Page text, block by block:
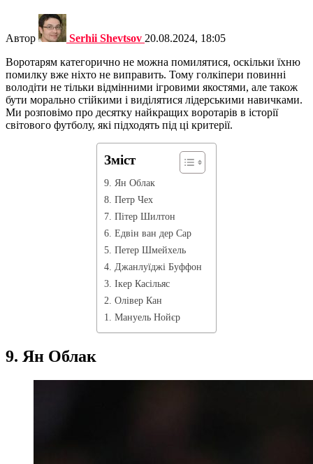
Автор Serhii Shevtsov 20.08.2024, 18:05
Воротарям категорично не можна помилятися, оскільки їхню
помилку вже ніхто не виправить. Тому голкіпери повинні
володіти не тільки відмінними ігровими якостями, але також
бути морально стійкими і виділятися лідерськими навичками.
Ми розповімо про десятку найкращих воротарів в історії
світового футболу, які підходять під ці критерії.
Зміст
9. Ян Облак
8. Петр Чех
7. Пітер Шилтон
6. Едвін ван дер Сар
5. Петер Шмейхель
4. Джанлуїджі Буффон
3. Ікер Касільяс
2. Олівер Кан
1. Мануель Нойєр
9. Ян Облак